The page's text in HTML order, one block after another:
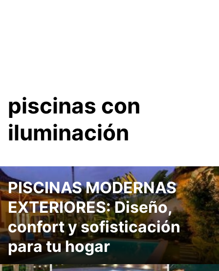
piscinas con
iluminación
PISCINAS MODERNAS
EXTERIORES: Diseño,
confort y sofisticación
para tu hogar